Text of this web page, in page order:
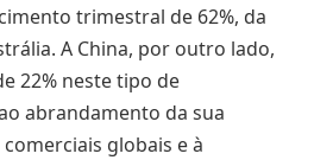
trimestral de 62%, da
A China, por outro lado,
22% neste tipo de
abrandamento da sua
globais e à